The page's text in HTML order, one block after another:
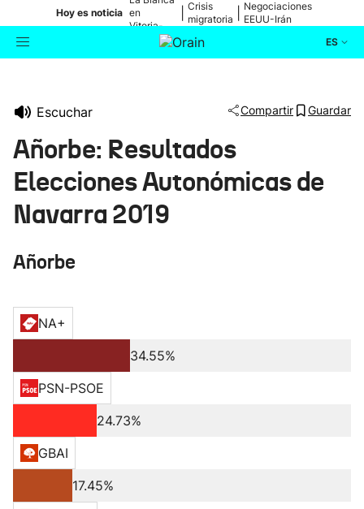
Hoy es noticia en
Vitoria-
Gasteiz
Crisis
migratoria
Negociaciones
EEUU-Irán
ES
Ikusmiran
Escuchar Compartir Guardar
Añorbe: Resultados
Elecciones Autonómicas de
Navarra 2019
Añorbe
NA+
34.55%
PSN-PSOE
24.73%
GBAI
17.45%